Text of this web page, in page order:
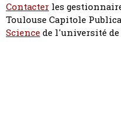
Contacter les
Toulouse Capitole
Sciencede l'université